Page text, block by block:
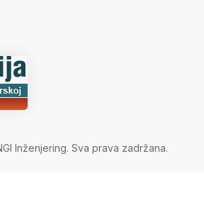
Inženjering. Sva prava zadržana.